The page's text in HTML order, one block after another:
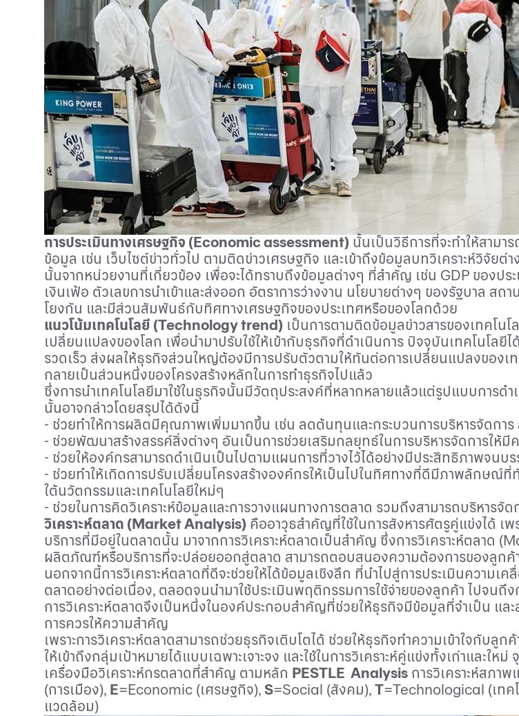
การประเมินทางเศรษฐกิจ (Economic assessment) นั้นเป็นวิธีการที่จะทำให้สามา
ข้อมูล เช่น เว็บไซต์ข่าวทั่วไป ตามติดข่าวเศรษฐกิจ และเข้าถึงข้อมูลบทวิเคราะห์วิจัย
นั้นจากหน่วยงานที่เกี่ยวข้อง เพื่อจะได้ทราบถึงข้อมูลต่างๆ ที่สำคัญ เช่น GDP ของปร
เงินเฟ้อ ตัวเลขการนำเข้าและส่งออก อัตราการว่างงาน นโยบายต่างๆ ของรัฐบาล
โยงกัน และมีส่วนสัมพันธ์กับทิศทางเศรษฐกิจของประเทศหรือของโลกด้วย
แนวโน้มเทคโนโลยี (Technology trend) เป็นการตามติดข้อมูลข่าวสารของเทคโน
เปลี่ยนแปลงของโลก เพื่อนำมาปรับใช้ให้เข้ากับธุรกิจที่ดำเนินการ ปัจจุบันเทคโนโล
รวดเร็ว ส่งผลให้ธุรกิจส่วนใหญ่ต้องมีการปรับตัวตามให้ทันต่อการเปลี่ยนแปลงของเท
กลายเป็นส่วนหนึ่งของโครงสร้างหลักในการทำธุรกิจไปแล้ว
ซึ่งการนำเทคโนโลยีมาใช้ในธุรกิจนั้นมีวัตถุประสงค์ที่หลากหลายแล้วแต่รูปแบบการด
นั้นอาจกล่าวโดยสรุปได้ดังนี้
- ช่วยทำให้การผลิตมีคุณภาพเพิ่มมากขึ้น เช่น ลดต้นทุนและกระบวนการบริหารจัดกา
- ช่วยพัฒนาสร้างสรรค์สิ่งต่างๆ อันเป็นการช่วยเสริมกลยุทธ์ในการบริหารจัดการให้มี
- ช่วยให้องค์กรสามารถดำเนินเป็นไปตามแผนการที่วางไว้ได้อย่างมีประสิทธิภาพจนบร
- ช่วยทำให้เกิดการปรับเปลี่ยนโครงสร้างองค์กรให้เป็นไปในทิศทางที่ดีมีภาพลักษ
ใต้นวัตกรรมและเทคโนโลยีใหม่ๆ
- ช่วยในการคิดวิเคราะห์ข้อมูลและการวางแผนทางการตลาด รวมถึงสามารถบริหาร
วิเคราะห์ตลาด (Market Analysis) คืออาวุธสำคัญที่ใช้ในการสังหารศัตรูคู่แข่งได้ เ
บริการที่มีอยู่ในตลาดนั้น มาจากการวิเคราะห์ตลาดเป็นสำคัญ ซึ่งการวิเคราะห์ตลาด (
ผลิตภัณฑ์หรือบริการที่จะปล่อยออกสู่ตลาด สามารถตอบสนองความต้องการของลูกค้
นอกจากนี้การวิเคราะห์ตลาดที่ดีจะช่วยให้ได้ข้อมูลเชิงลึก ที่นำไปสู่การประเมินความเ
ตลาดอย่างต่อเนื่อง, ตลอดจนนำมาใช้ประเมินพฤติกรรมการใช้จ่ายของลูกค้า ไปจน
การวิเคราะห์ตลาดจึงเป็นหนึ่งในองค์ประกอบสำคัญที่ช่วยให้ธุรกิจมีข้อมูลที่จำเป็น แ
การควรให้ความสำคัญ
เพราะการวิเคราะห์ตลาดสามารถช่วยธุรกิจเติบโตได้ ช่วยให้ธุรกิจทำความเข้าใจกับลู
ให้เข้าถึงกลุ่มเป้าหมายได้แบบเฉพาะเจาะจง และใช้ในการวิเคราะห์คู่แข่งทั้งเก่าแล
เครื่องมือวิเคราะห์กรตลาดที่สำคัญ ตามหลัก PESTLE Analysis การวิเคราะห์สภา
(การเมือง), E=Economic (เศรษฐกิจ), S=Social (สังคม), T=Technological (เทค
แวดล้อม)